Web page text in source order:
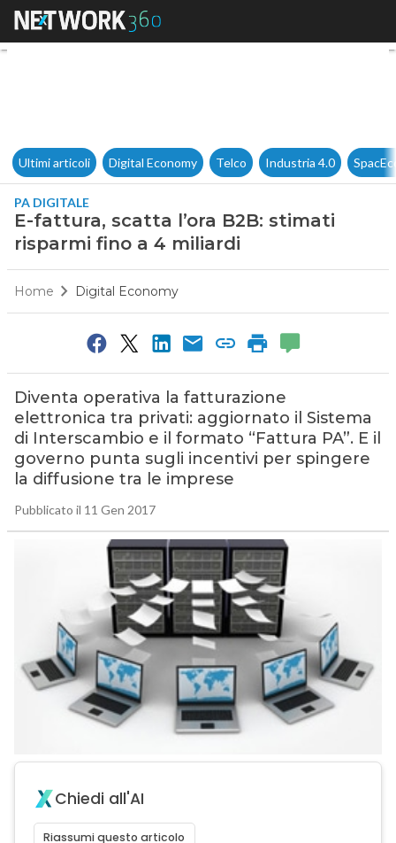
E-fattura, scatta l’ora B2B:
Ultimi articoli Digital Economy Telco Industria 4.0
PA DIGITALE
E-fattura, scatta l’ora B2B: stimati
risparmi fino a 4 miliardi
Home Digital Economy
Diventa operativa la fatturazione
elettronica tra privati: aggiornato il Sistema
di Interscambio e il formato “Fattura PA”. E il
governo punta sugli incentivi per spingere
la diffusione tra le imprese
Pubblicato il 11 Gen 2017
Chiedi all'AI
Riassumi questo articolo